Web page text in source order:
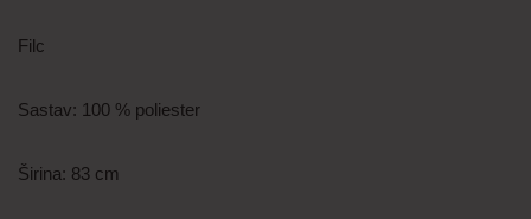
Filc
Sastav: 100 % poliester
Širina: 83 cm